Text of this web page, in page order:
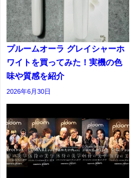
プルームオーラ グレイシャーホ
ワイトを買ってみた！実機の色
味や質感を紹介
2026年6月30日